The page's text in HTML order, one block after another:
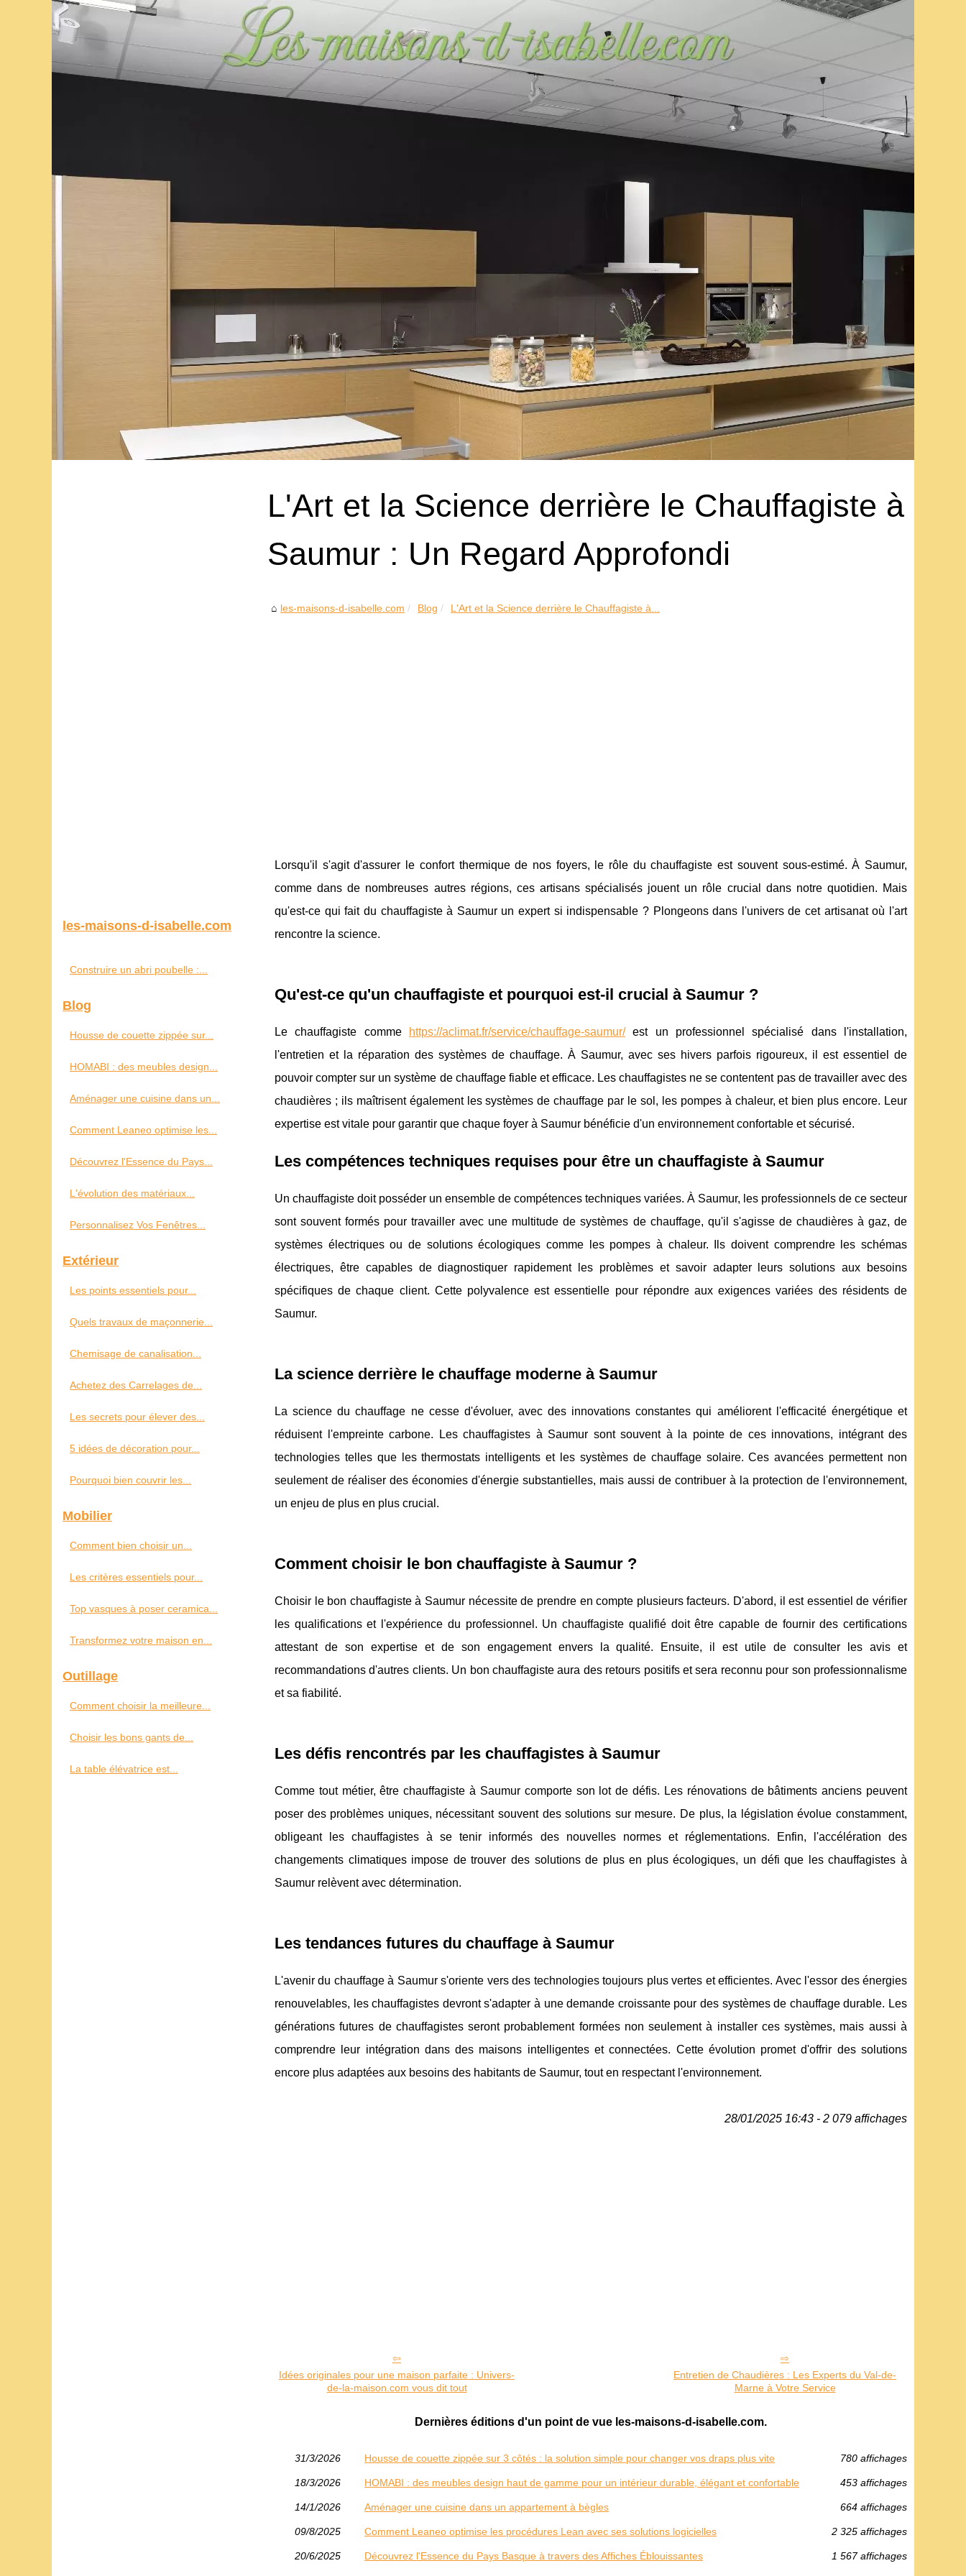
L'Art et la Science derrière le Chauffagiste à
Saumur : Un Regard Approfondi
les-maisons-d-isabelle.com Blog L'Art et la Science derrière le Chauffagiste à...
Lorsqu'il s'agit d'assurer le confort thermique de nos foyers, le rôle du chauffagiste est souvent sous-estimé. À Saumur,
comme dans de nombreuses autres régions, ces artisans spécialisés jouent un rôle crucial dans notre quotidien. Mais
qu'est-ce qui fait du chauffagiste à Saumur un expert si indispensable ? Plongeons dans l'univers de cet artisanat où l'art
rencontre la science.
Qu'est-ce qu'un chauffagiste et pourquoi est-il crucial à Saumur ?
Le chauffagiste comme https://aclimat.fr/service/chauffage-saumur/est un professionnel spécialisé dans l'installation,
l'entretien et la réparation des systèmes de chauffage. À Saumur, avec ses hivers parfois rigoureux, il est essentiel de
pouvoir compter sur un système de chauffage fiable et efficace. Les chauffagistes ne se contentent pas de travailler avec des
chaudières ; ils maîtrisent également les systèmes de chauffage par le sol, les pompes à chaleur, et bien plus encore. Leur
expertise est vitale pour garantir que chaque foyer à Saumur bénéficie d'un environnement confortable et sécurisé.
Les compétences techniques requises pour être un chauffagiste à Saumur
Un chauffagiste doit posséder un ensemble de compétences techniques variées. À Saumur, les professionnels de ce secteur
sont souvent formés pour travailler avec une multitude de systèmes de chauffage, qu'il s'agisse de chaudières à gaz, de
systèmes électriques ou de solutions écologiques comme les pompes à chaleur. Ils doivent comprendre les schémas
électriques, être capables de diagnostiquer rapidement les problèmes et savoir adapter leurs solutions aux besoins
spécifiques de chaque client. Cette polyvalence est essentielle pour répondre aux exigences variées des résidents de
Saumur.
La science derrière le chauffage moderne à Saumur
La science du chauffage ne cesse d'évoluer, avec des innovations constantes qui améliorent l'efficacité énergétique et
réduisent l'empreinte carbone. Les chauffagistes à Saumur sont souvent à la pointe de ces innovations, intégrant des
technologies telles que les thermostats intelligents et les systèmes de chauffage solaire. Ces avancées permettent non
seulement de réaliser des économies d'énergie substantielles, mais aussi de contribuer à la protection de l'environnement,
un enjeu de plus en plus crucial.
Comment choisir le bon chauffagiste à Saumur ?
Choisir le bon chauffagiste à Saumur nécessite de prendre en compte plusieurs facteurs. D'abord, il est essentiel de vérifier
les qualifications et l'expérience du professionnel. Un chauffagiste qualifié doit être capable de fournir des certifications
attestant de son expertise et de son engagement envers la qualité. Ensuite, il est utile de consulter les avis et
recommandations d'autres clients. Un bon chauffagiste aura des retours positifs et sera reconnu pour son professionnalisme
et sa fiabilité.
Les défis rencontrés par les chauffagistes à Saumur
Comme tout métier, être chauffagiste à Saumur comporte son lot de défis. Les rénovations de bâtiments anciens peuvent
poser des problèmes uniques, nécessitant souvent des solutions sur mesure. De plus, la législation évolue constamment,
obligeant les chauffagistes à se tenir informés des nouvelles normes et réglementations. Enfin, l'accélération des
changements climatiques impose de trouver des solutions de plus en plus écologiques, un défi que les chauffagistes à
Saumur relèvent avec détermination.
Les tendances futures du chauffage à Saumur
L'avenir du chauffage à Saumur s'oriente vers des technologies toujours plus vertes et efficientes. Avec l'essor des énergies
renouvelables, les chauffagistes devront s'adapter à une demande croissante pour des systèmes de chauffage durable. Les
générations futures de chauffagistes seront probablement formées non seulement à installer ces systèmes, mais aussi à
comprendre leur intégration dans des maisons intelligentes et connectées. Cette évolution promet d'offrir des solutions
encore plus adaptées aux besoins des habitants de Saumur, tout en respectant l'environnement.
28/01/2025 16:43 - 2 079 affichages
Idées originales pour une maison parfaite : Univers-
de-la-maison.com vous dit tout
Entretien de Chaudières : Les Experts du Val-de-
Marne à Votre Service
Dernières éditions d'un point de vue les-maisons-d-isabelle.com.
31/3/2026 Housse de couette zippée sur 3 côtés : la solution simple pour changer vos draps plus vite 780 affichages
18/3/2026 HOMABI : des meubles design haut de gamme pour un intérieur durable, élégant et confortable 453 affichages
14/1/2026 Aménager une cuisine dans un appartement à bègles 664 affichages
09/8/2025 Comment Leaneo optimise les procédures Lean avec ses solutions logicielles 2 325 affichages
20/6/2025 Découvrez l'Essence du Pays Basque à travers des Affiches Éblouissantes 1 567 affichages
les-maisons-d-isabelle.com
Construire un abri poubelle :...
Blog
Housse de couette zippée sur...
HOMABI : des meubles design...
Aménager une cuisine dans un...
Comment Leaneo optimise les...
Découvrez l'Essence du Pays...
L'évolution des matériaux...
Personnalisez Vos Fenêtres...
Extérieur
Les points essentiels pour...
Quels travaux de maçonnerie...
Chemisage de canalisation...
Achetez des Carrelages de...
Les secrets pour élever des...
5 idées de décoration pour...
Pourquoi bien couvrir les...
Mobilier
Comment bien choisir un...
Les critères essentiels pour...
Top vasques à poser ceramica...
Transformez votre maison en...
Outillage
Comment choisir la meilleure...
Choisir les bons gants de...
La table élévatrice est...